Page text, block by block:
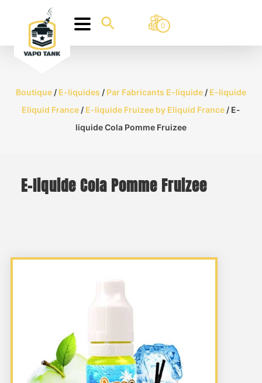
0
Boutique/ E-liquides / Par Fabricants E-liquide/ E-liquide
Eliquid France/ E-liquide Fruizee by Eliquid France/ E-
liquide Cola Pomme Fruizee
E-liquide Cola Pomme Fruizee